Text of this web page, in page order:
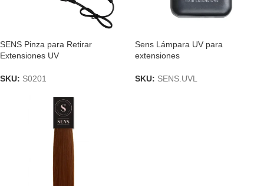
SENS Pinza para Retirar
Extensiones UV
SKU: S0201
Sens Lámpara UV para
extensiones
SKU: SENS.UVL